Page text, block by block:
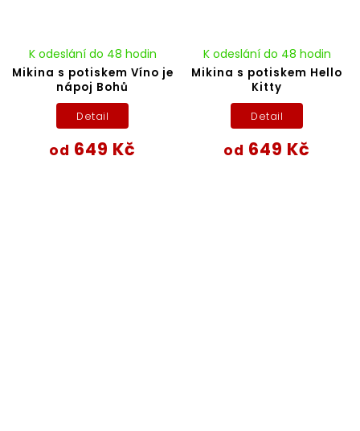
Mikina s potiskem Víno je
nápoj Bohů
K odeslání do 48 hodin
od 649 Kč
Detail
Mikina s potiskem Hello
Kitty
K odeslání do 48 hodin
od 649 Kč
Detail